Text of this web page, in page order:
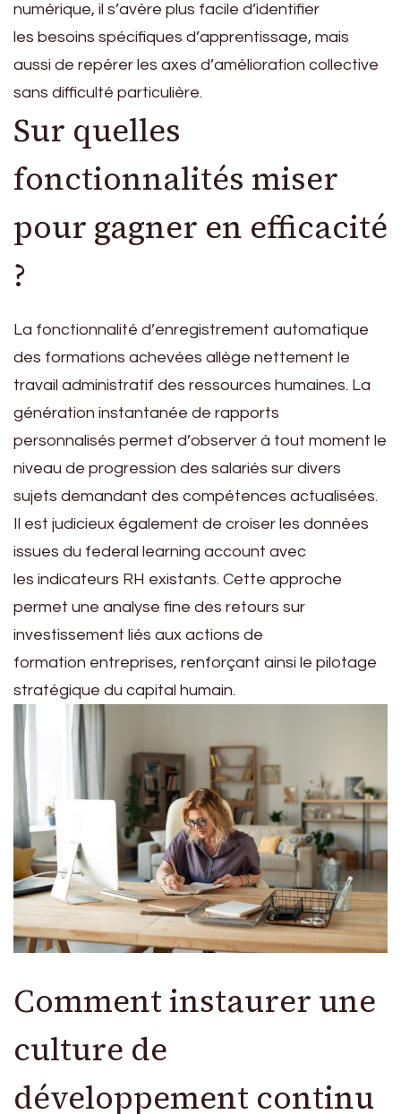
numérique, il s’avère plus facile d’identifier
les besoins spécifiques d’apprentissage, mais
aussi de repérer les axes d’amélioration collective
sans difficulté particulière.
Sur quelles
fonctionnalités miser
pour gagner en efficacité
?
La fonctionnalité d’enregistrement automatique
des formations achevées allège nettement le
travail administratif des ressources humaines. La
génération instantanée de rapports
personnalisés permet d’observer à tout moment le
niveau de progression des salariés sur divers
sujets demandant des compétences actualisées.
Il est judicieux également de croiser les données
issues du federal learning account avec
les indicateurs RH existants. Cette approche
permet une analyse fine des retours sur
investissement liés aux actions de
formation entreprises, renforçant ainsi le pilotage
stratégique du capital humain.
Comment instaurer une
culture de
développement continu